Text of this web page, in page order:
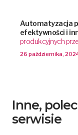
Automatyzacja
efektywności i
produkcyjnych
26 października,
Inne,
serwisie